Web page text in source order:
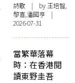
詩歌 | by 王培智,
黎喜,潘國亨 |
2026-07-31
當繁華落幕
時：在香港閱
讀東野圭吾